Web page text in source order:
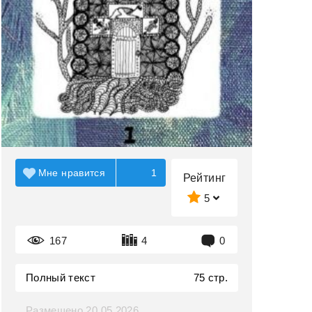
Рейтинг
5
167 4 0
Мне нравится 1
Полный текст 75 стр.